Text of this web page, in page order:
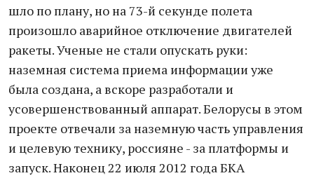
шло по плану, но на 73-й секунде полета
произошло аварийное отключение двигателей
ракеты. Ученые не стали опускать руки:
наземная система приема информации уже
была создана, а вскоре разработали и
усовершенствованный аппарат. Белорусы в этом
проекте отвечали за наземную часть управления
и целевую технику, россияне - за платформы и
запуск. Наконец 22 июля 2012 года БКА